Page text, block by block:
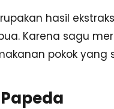
hasil
Karena sagu
pokok yang